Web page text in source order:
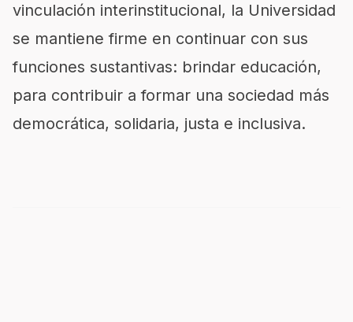
vinculación interinstitucional, la Universidad
se mantiene firme en continuar con sus
funciones sustantivas: brindar educación,
para contribuir a formar una sociedad más
democrática, solidaria, justa e inclusiva.